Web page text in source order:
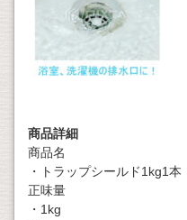
商品詳細
商品名
・トラップシールド1kg1本
正味量
・1kg